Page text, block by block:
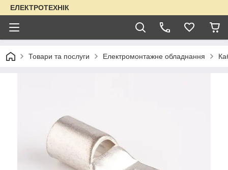
ЕЛЕКТРОТЕХНІК
Товари та послуги Електромонтажне обладнання